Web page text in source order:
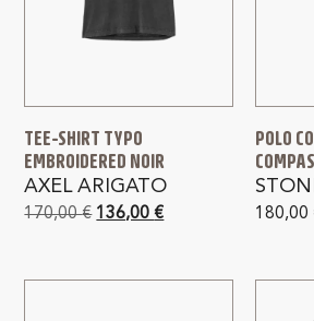
TEE-SHIRT TYPO
EMBROIDERED NOIR
AXEL ARIGATO
170,00€ 136,00€
POLO
180,00